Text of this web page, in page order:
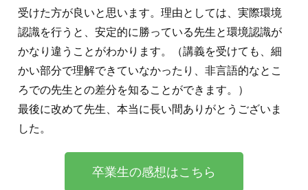
受けた方が良いと思います。理由としては、実際環境
認識を行うと、安定的に勝っている先生と環境認識が
かなり違うことがわかります。（講義を受けても、細
かい部分で理解できていなかったり、非言語的なとこ
ろでの先生との差分を知ることができます。）
最後に改めて先生、本当に長い間ありがとうございま
した。
卒業生の感想はこちら